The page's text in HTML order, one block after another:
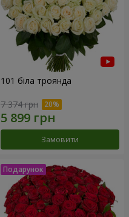
101 біла троянда
7 374 грн
Замовити